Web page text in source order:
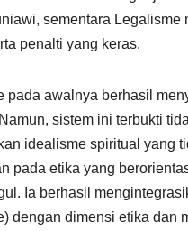
sementara
penalti yang keras.
pada awalnya berhasil
sistem ini terbukti
idealisme spiritual yang
pada etika yang
Ia berhasil
dengan dimensi etika dan